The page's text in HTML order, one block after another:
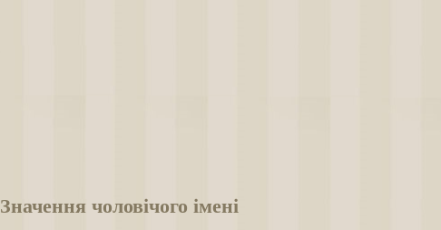
Значення чоловічого імені